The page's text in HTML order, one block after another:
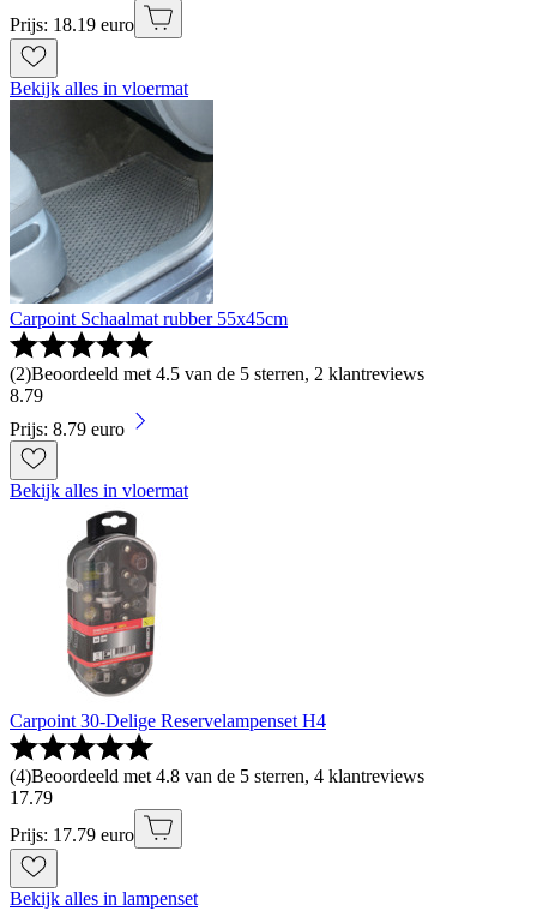
Prijs: 18.19 euro
Bekijk alles in vloermat
Carpoint Schaalmat rubber 55x45cm
(2)Beoordeeld met 4.5 van de 5 sterren, 2 klantreviews
8.79
Prijs: 8.79 euro
Bekijk alles in vloermat
Carpoint 30-Delige Reservelampenset H4
(4)Beoordeeld met 4.8 van de 5 sterren, 4 klantreviews
17.79
Prijs: 17.79 euro
Bekijk alles in lampenset